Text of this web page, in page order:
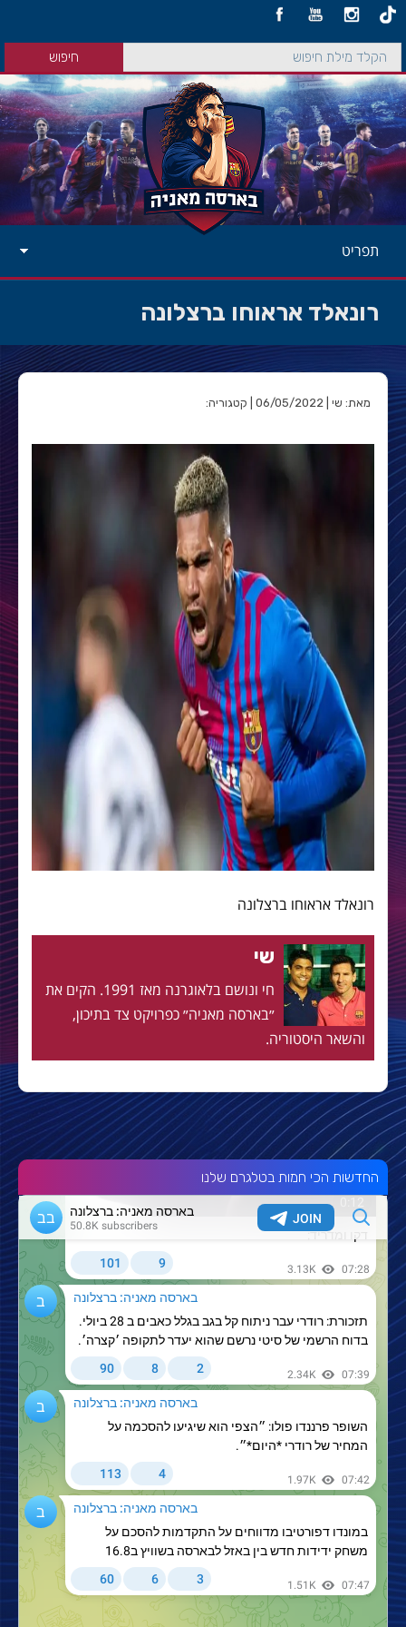
תפריט
רונאלד אראוחו ברצלונה
מאת: שי | 06/05/2022 | קטגוריה:
רונאלד אראוחו ברצלונה
שי
חי ונושם בלאוגרנה מאז 1991. הקים את
״בארסה מאניה״ כפרויקט צד בתיכון,
והשאר היסטוריה.
החדשות הכי חמות בטלגרם שלנו